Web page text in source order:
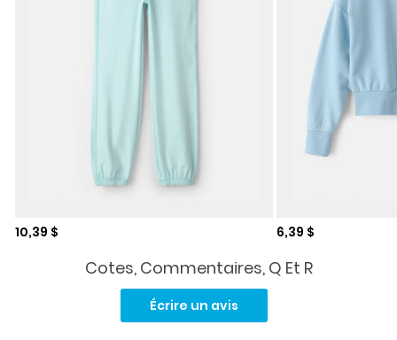
Prix de solde
10,39 $ Prix de solde
6,39 $
Cotes, Commentaires, Q Et R
Écrire un avis